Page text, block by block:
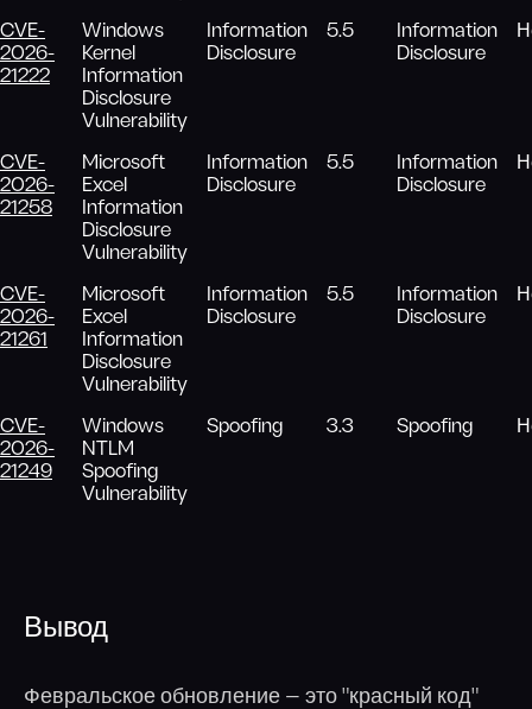
CVE-
2026-
21222
Windows
Kernel
Information
Disclosure
Vulnerability
Information
Disclosure
5.5
Information
Disclosure
CVE-
2026-
21258
Microsoft
Excel
Information
Disclosure
Vulnerability
Information
Disclosure
5.5
Information
Disclosure
CVE-
2026-
21261
Microsoft
Excel
Information
Disclosure
Vulnerability
Information
Disclosure
5.5
Information
Disclosure
CVE-
2026-
21249
Windows
NTLM
Spoofing
Vulnerability
Spoofing 3.3 Spoofing
Вывод
Февральское обновление — это "красный код"